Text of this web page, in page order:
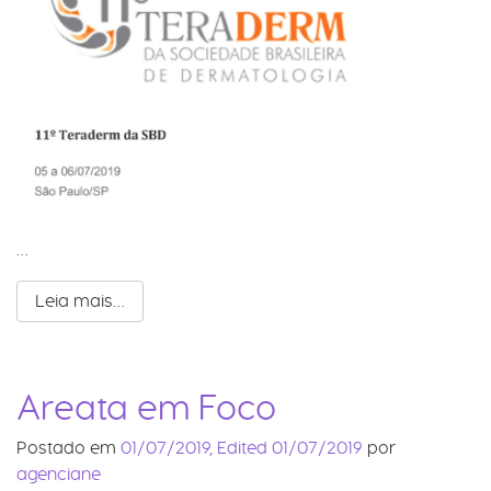
Leia mais…
Areata em Foco
Postado em 01/07/2019, Edited 01/07/2019 por
agenciane